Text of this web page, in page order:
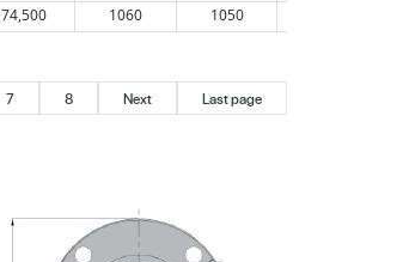
74,500 1060 1050
7 8 Next Last page